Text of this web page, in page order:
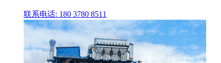
联系电话: 180 3780 8511